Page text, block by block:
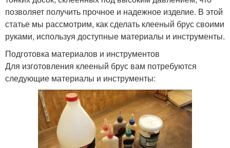
позволяет получить прочное и надежное изделие. В этой
статье мы рассмотрим, как сделать клееный брус своими
руками, используя доступные материалы и инструменты.
Подготовка материалов и инструментов
Для изготовления клееный брус вам потребуются
следующие материалы и инструменты: